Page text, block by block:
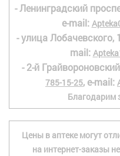
- Ленинградский
e-mail:
- улица Лобачевского,
mail:
- 2-й
785-15-25, e-mail:
Благодарим
Цены в аптеке могут
на интернет-заказы